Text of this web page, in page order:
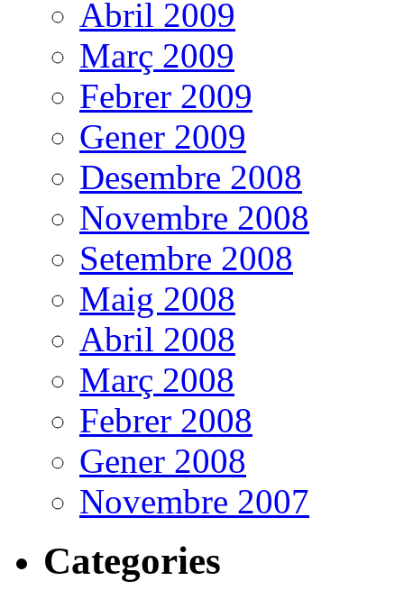
Abril 2009
Març 2009
Febrer 2009
Gener 2009
Desembre 2008
Novembre 2008
Setembre 2008
Maig 2008
Abril 2008
Març 2008
Febrer 2008
Gener 2008
Novembre 2007
Categories